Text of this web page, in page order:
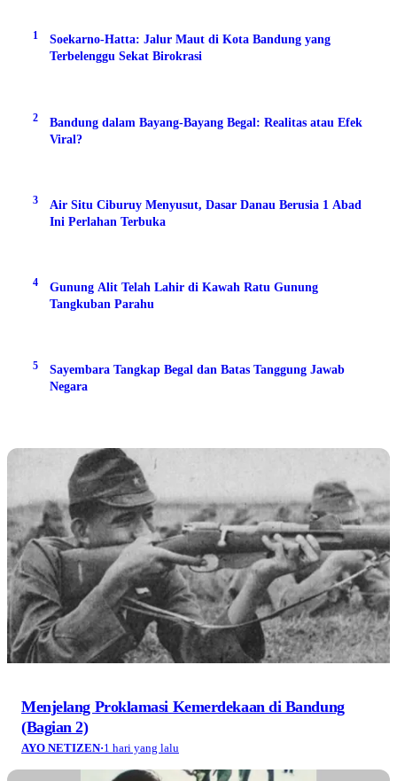
1
Soekarno-Hatta: Jalur Maut di Kota Bandung yang
Terbelenggu Sekat Birokrasi
2
Bandung dalam Bayang-Bayang Begal: Realitas atau Efek
Viral?
3
Air Situ Ciburuy Menyusut, Dasar Danau Berusia 1 Abad
Ini Perlahan Terbuka
4
Gunung Alit Telah Lahir di Kawah Ratu Gunung
Tangkuban Parahu
5
Sayembara Tangkap Begal dan Batas Tanggung Jawab
Negara
Menjelang Proklamasi Kemerdekaan di Bandung
(Bagian 2)
AYO NETIZEN·1 hari yang lalu